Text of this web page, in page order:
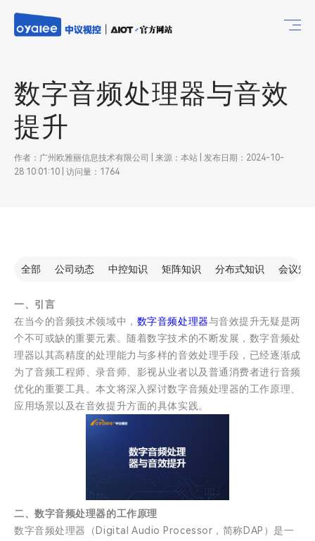
数字音频处理器与音效
提升
作者：广州欧雅丽信息技术有限公司 | 来源：本站 | 发布日期：2024-10-
28 10:01:10 | 访问量：1764
全部 公司动态 中控知识 矩阵知识 分布式知识 会议知
一、引言
在当今的音频技术领域中， 数字音频处理器与音效提升无疑是两
个不可或缺的重要元素。随着数字技术的不断发展，数字音频处
理器以其高精度的处理能力与多样的音效处理手段，已经逐渐成
为了音频工程师、录音师、影视从业者以及普通消费者进行音频
优化的重要工具。本文将深入探讨数字音频处理器的工作原理、
应用场景以及在音效提升方面的具体实践。
二、数字音频处理器的工作原理
数字音频处理器（Digital Audio Processor，简称DAP）是一